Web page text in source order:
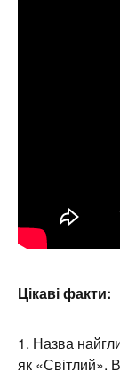
Назва
як «Світлий».
Озеро являє
тектонічних
метрів.